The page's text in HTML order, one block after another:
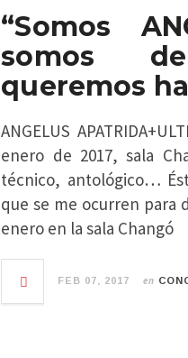
“Somos
somos
queremos
ANGELUS
enero de 2017, sala
técnico, antológico…
que se me ocurren para
enero en la sala Changó
FEB 07, 2017 en